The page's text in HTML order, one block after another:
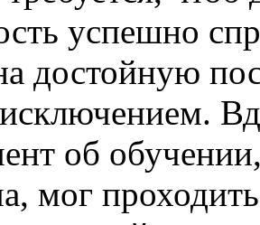
успешно
достойную
исключением.
об
мог